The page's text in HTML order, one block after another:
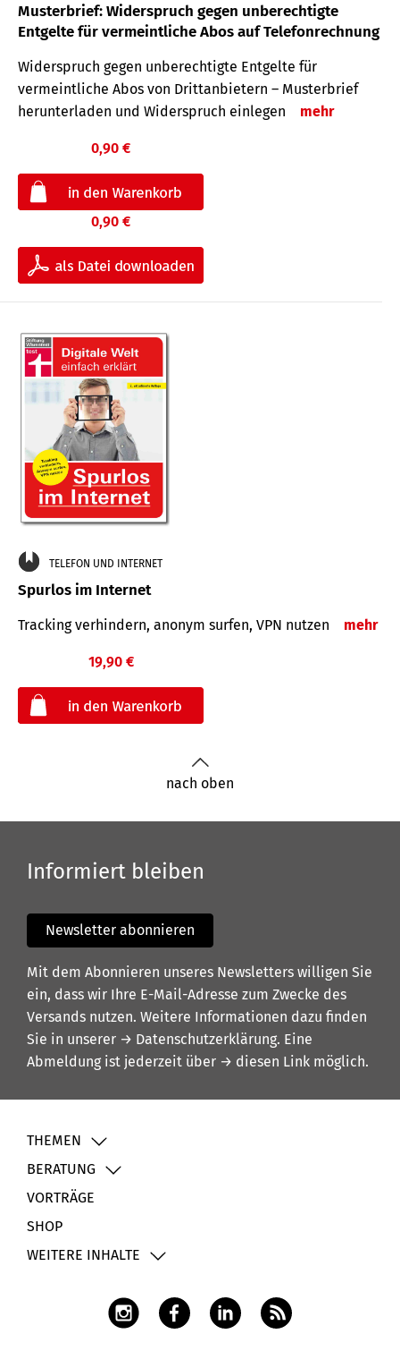
Musterbrief: Widerspruch gegen unberechtigte
Entgelte für vermeintliche Abos auf Telefonrechnung
Widerspruch gegen unberechtigte Entgelte für
vermeintliche Abos von Drittanbietern – Musterbrief
herunterladen und Widerspruch einlegen
mehr
0,90 €
0,90 €
TELEFON UND INTERNET
Spurlos im Internet
Tracking verhindern, anonym surfen, VPN nutzen mehr
19,90 €
nach oben
Informiert bleiben
Newsletter abonnieren
Mit dem Abonnieren unseres Newsletters willigen Sie
ein, dass wir Ihre E-Mail-Adresse zum Zwecke des
Versands nutzen. Weitere Informationen dazu finden
Sie in unserer → Datenschutzerklärung. Eine
Abmeldung ist jederzeit über → diesen Link möglich.
THEMEN
BERATUNG
VORTRÄGE
SHOP
WEITERE INHALTE